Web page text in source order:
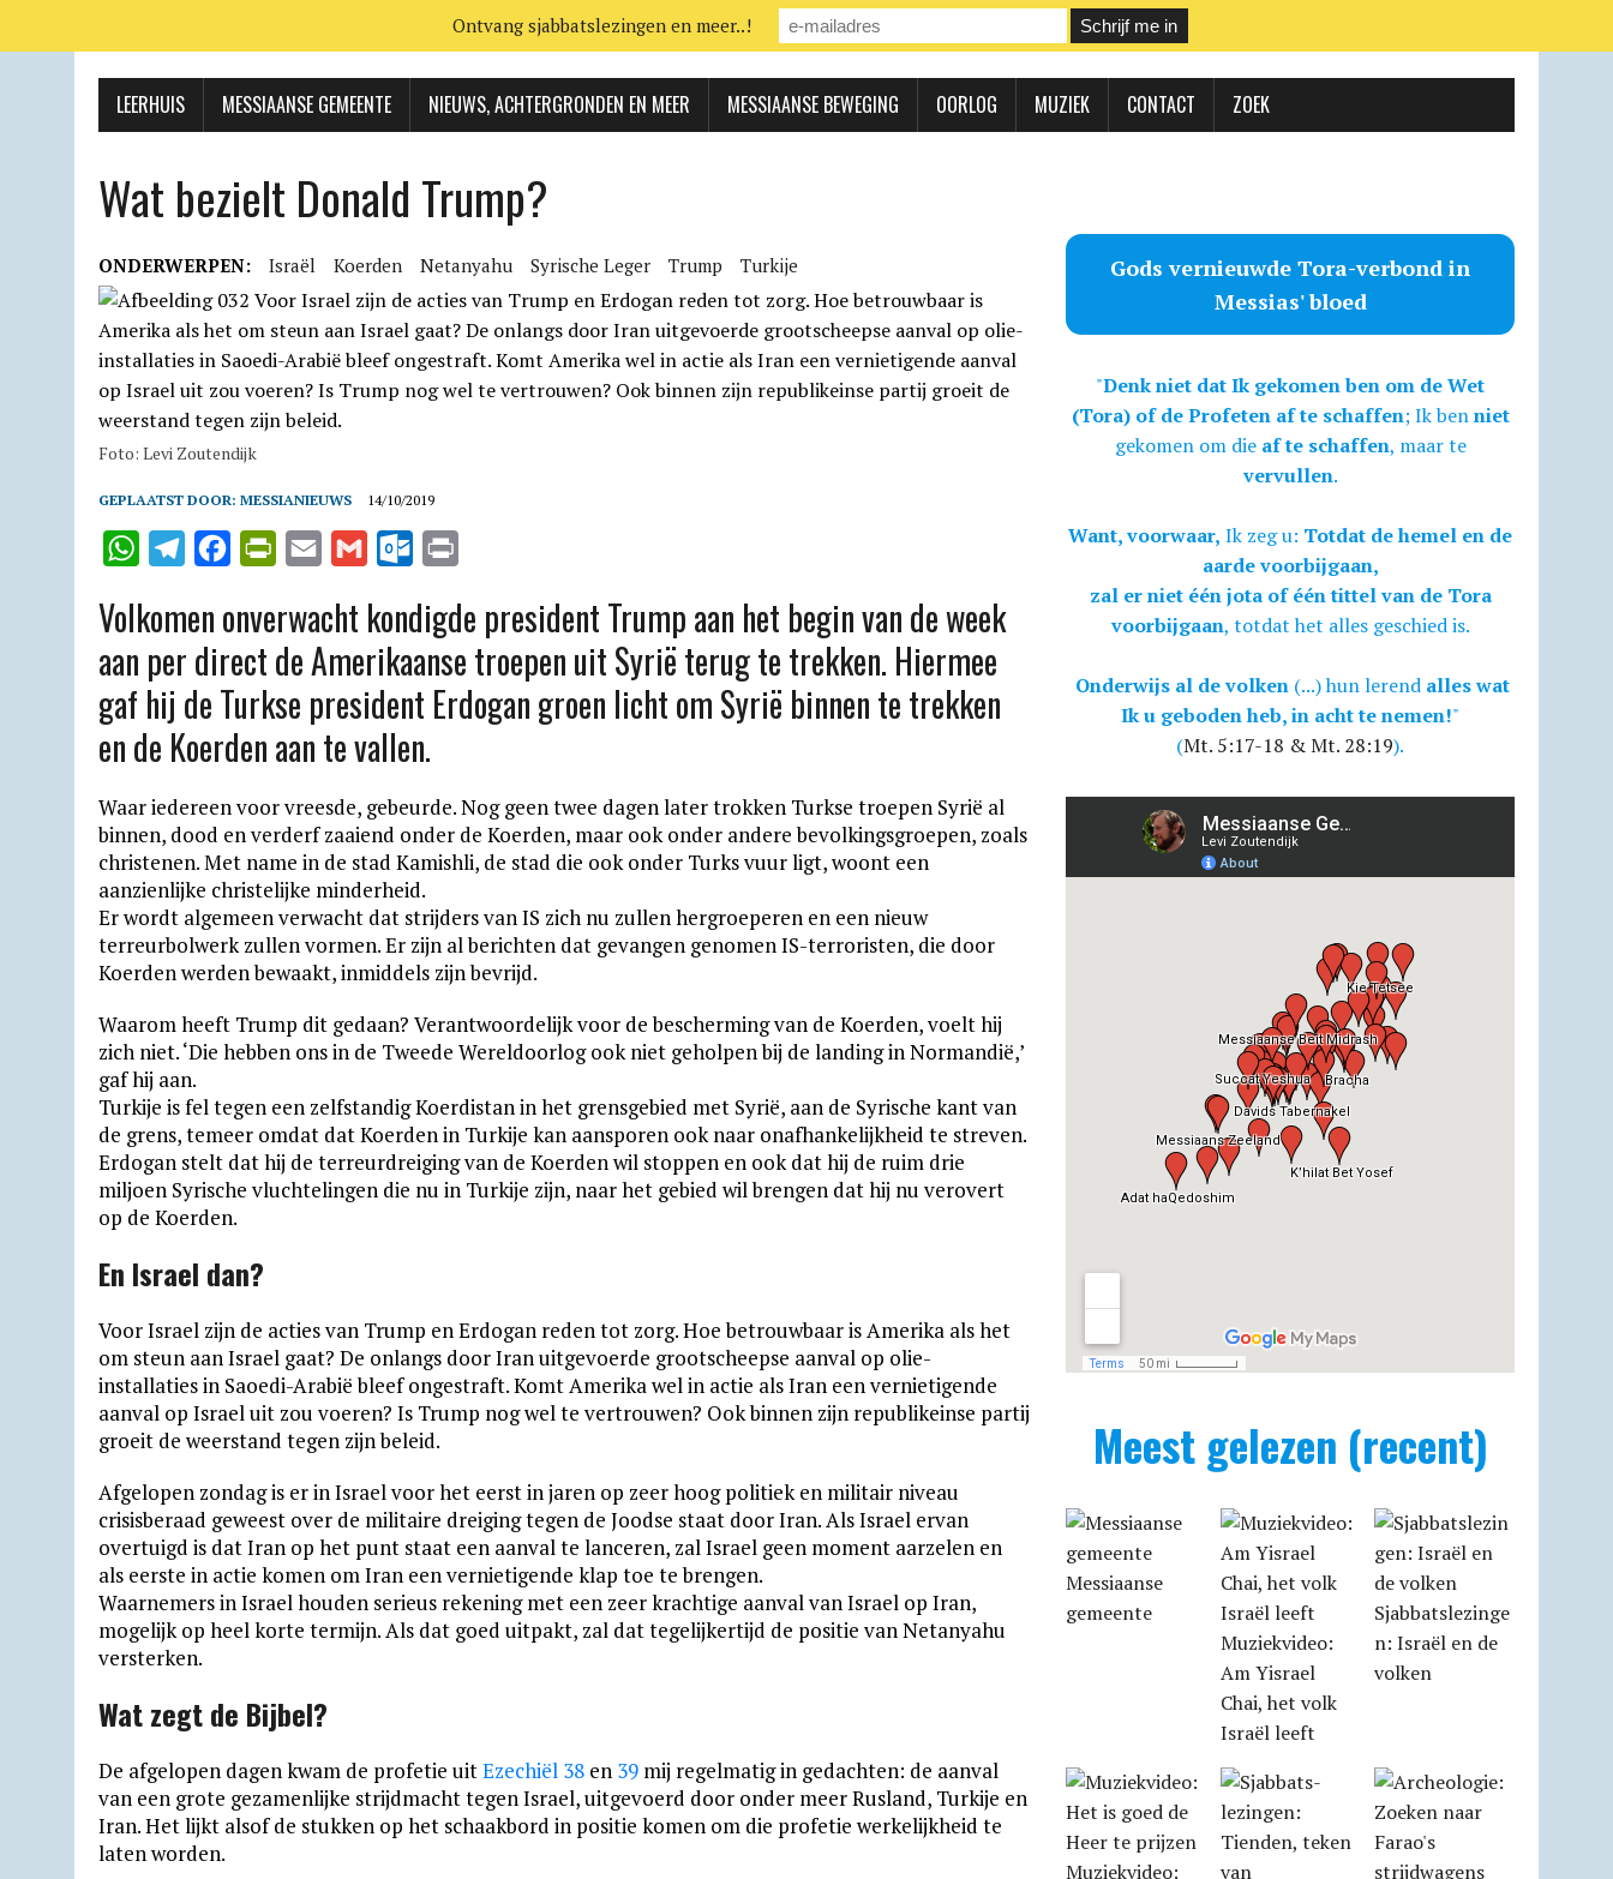
LEERHUIS MESSIAANSE GEMEENTE NIEUWS, ACHTERGRONDEN EN MEER MESSIAANSE BEWEGING OORLOG MUZIEK CONTACT ZOEK
Wat bezielt Donald Trump?
ONDERWERPEN: Israël Koerden Netanyahu Syrische Leger Trump Turkije
Foto: Levi Zoutendijk
GEPLAATST DOOR: MESSIANIEUWS 14/10/2019
W
a
s
A
p
p
T
l
e
g
a
m
c
e
b
o
o
k
i
n
t
r
i
e
n
d
l
y
a
i
l
a
i
l
t
l
o
k
.
c
o
m
n
t
Volkomen onverwacht kondigde president Trump aan het begin van de week
aan per direct de Amerikaanse troepen uit Syrië terug te trekken. Hiermee
gaf hij de Turkse president Erdogan groen licht om Syrië binnen te trekken
en de Koerden aan te vallen.
Waar iedereen voor vreesde, gebeurde. Nog geen twee dagen later trokken Turkse troepen Syrië al
binnen, dood en verderf zaaiend onder de Koerden, maar ook onder andere bevolkingsgroepen, zoals
christenen. Met name in de stad Kamishli, de stad die ook onder Turks vuur ligt, woont een
aanzienlijke christelijke minderheid.
Er wordt algemeen verwacht dat strijders van IS zich nu zullen hergroeperen en een nieuw
terreurbolwerk zullen vormen. Er zijn al berichten dat gevangen genomen IS-terroristen, die door
Koerden werden bewaakt, inmiddels zijn bevrijd.
Waarom heeft Trump dit gedaan? Verantwoordelijk voor de bescherming van de Koerden, voelt hij
zich niet. ‘Die hebben ons in de Tweede Wereldoorlog ook niet geholpen bij de landing in Normandië,’
gaf hij aan.
Turkije is fel tegen een zelfstandig Koerdistan in het grensgebied met Syrië, aan de Syrische kant van
de grens, temeer omdat dat Koerden in Turkije kan aansporen ook naar onafhankelijkheid te streven.
Erdogan stelt dat hij de terreurdreiging van de Koerden wil stoppen en ook dat hij de ruim drie
miljoen Syrische vluchtelingen die nu in Turkije zijn, naar het gebied wil brengen dat hij nu verovert
op de Koerden.
En Israel dan?
Voor Israel zijn de acties van Trump en Erdogan reden tot zorg. Hoe betrouwbaar is Amerika als het
om steun aan Israel gaat? De onlangs door Iran uitgevoerde grootscheepse aanval op olie-
installaties in Saoedi-Arabië bleef ongestraft. Komt Amerika wel in actie als Iran een vernietigende
aanval op Israel uit zou voeren? Is Trump nog wel te vertrouwen? Ook binnen zijn republikeinse partij
groeit de weerstand tegen zijn beleid.
Afgelopen zondag is er in Israel voor het eerst in jaren op zeer hoog politiek en militair niveau
crisisberaad geweest over de militaire dreiging tegen de Joodse staat door Iran. Als Israel ervan
overtuigd is dat Iran op het punt staat een aanval te lanceren, zal Israel geen moment aarzelen en
als eerste in actie komen om Iran een vernietigende klap toe te brengen.
Waarnemers in Israel houden serieus rekening met een zeer krachtige aanval van Israel op Iran,
mogelijk op heel korte termijn. Als dat goed uitpakt, zal dat tegelijkertijd de positie van Netanyahu
versterken.
Wat zegt de Bijbel?
De afgelopen dagen kwam de profetie uitEzechiël 38 en 39 mij regelmatig in gedachten: de aanval
van een grote gezamenlijke strijdmacht tegen Israel, uitgevoerd door onder meer Rusland, Turkije en
Iran. Het lijkt alsof de stukken op het schaakbord in positie komen om die profetie werkelijkheid te
laten worden.
Gods vernieuwde Tora-verbond in
Messias' bloed
"Denk niet dat Ik gekomen ben om de Wet
(Tora) of de Profeten af te schaffen; Ik benniet
gekomen om die af te schaffen, maar te
vervullen.
Want, voorwaar, Ik zeg u: Totdat de hemel en de
aarde voorbijgaan,
zal er niet één jota of één tittel van de Tora
voorbijgaan, totdat het alles geschied is.
Onderwijs al de volken (...) hun lerend alles wat
Ik u geboden heb, in acht te nemen!"
(Mt. 5:17-18 & Mt. 28:19).
Meest gelezen (recent)
Messiaanse
gemeente
Muziekvideo:
Am Yisrael
Chai, het volk
Israël leeft
Sjabbatslezinge
n: Israël en de
volken
Muziekvideo:
Ontvang sjabbatslezingen en meer..!